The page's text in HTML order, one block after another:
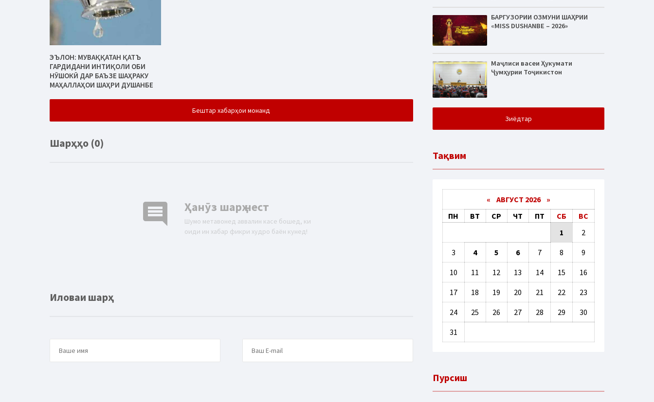
ЭЪЛОН: МУВАҚҚАТАН ҚАТЪ
ГАРДИДАНИ ИНТИҚОЛИ ОБИ
НӮШОКӢ ДАР БАЪЗЕ ШАҲРАКУ
МАҲАЛЛАҲОИ ШАҲРИ ДУШАНБЕ
Бештар хабарҳои монанд
Шарҳҳо (0)
comment Ҳанӯз шарҳ нест
Шумо метавонед аввалин касе бошед, ки
оиди ин хабар фикри худро баён кунед!
Иловаи шарҳ
БАРГУЗОРИИ ОЗМУНИ ШАҲРИИ
«MISS DUSHANBE – 2026»
Маҷлиси васеи Ҳукумати
Ҷумҳурии Тоҷикистон
Зиёдтар
Тақвим
« АВГУСТ 2026 »
ПН
ВТ СР ЧТ ПТ СБ
ВС
1
2
3 4 5 6 7 8 9
10 11 12 13 14 15 16
17 18 19 20 21 22 23
24 25 26 27 28 29 30
31
Пурсиш